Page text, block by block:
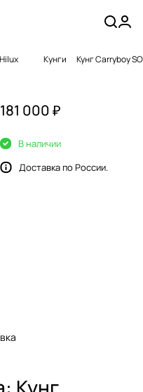
Кyнги Кунг Carryboy
181 000 ₽
В наличии
Доставка по России.